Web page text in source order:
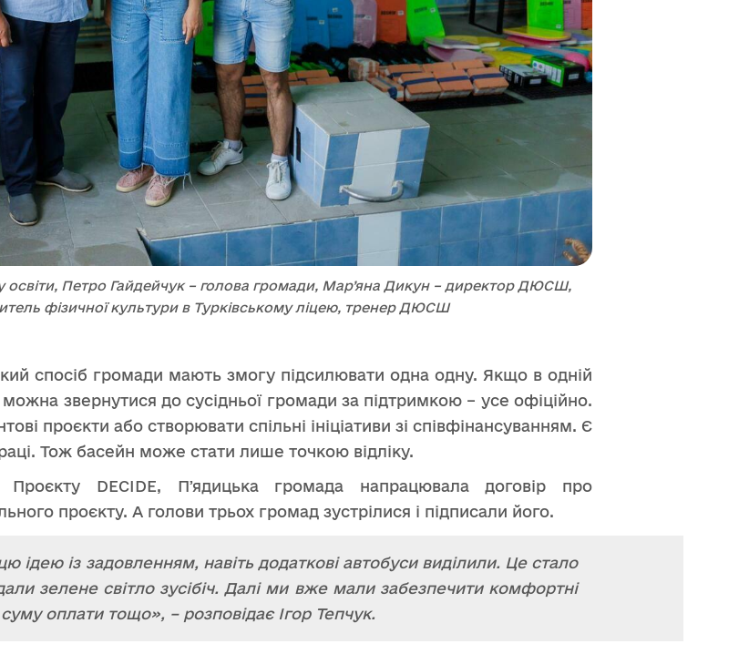
освіти, Петро Гайдейчук – голова громади, Мар’яна Дикун – директор ДЮСШ,
фізичної культури в Турківському ліцею, тренер ДЮСШ
спосіб громади мають змогу підсилювати одна одну. Якщо в одній
звернутися до сусідньої громади за підтримкою – усе офіційно.
проєкти або створювати спільні ініціативи зі співфінансуванням. Є
Тож басейн може стати лише точкою відліку.
DECIDE, Пʼядицька громада напрацювала договір про
проєкту. А голови трьох громад зустрілися і підписали його.
ідею із задовленням, навіть додаткові автобуси виділили. Це стало
зелене світло зусібіч. Далі ми вже мали забезпечити комфортні
оплати тощо», – розповідає Ігор Тепчук.